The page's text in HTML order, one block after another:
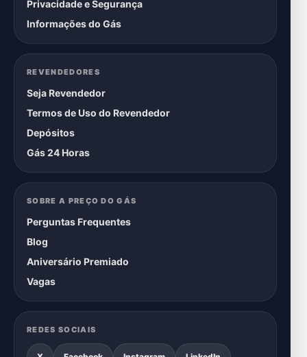
Privacidade e Segurança
Informações do Gás
REVENDEDORES
Seja Revendedor
Termos de Uso do Revendedor
Depósitos
Gás 24 Horas
SOBRE A PREÇO DO GÁS
Perguntas Frequentes
Blog
Aniversário Premiado
Vagas
REDES SOCIAIS